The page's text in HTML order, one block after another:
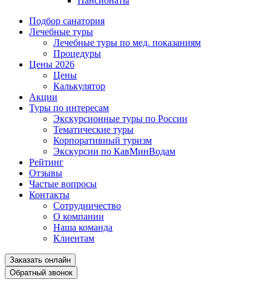
Подбор санатория
Лечебные туры
Лечебные туры по мед. показаниям
Процедуры
Цены 2026
Цены
Калькулятор
Акции
Туры по интересам
Экскурсионные туры по России
Тематические туры
Корпоративный туризм
Экскурсии по КавМинВодам
Рейтинг
Отзывы
Частые вопросы
Контакты
Сотрудничество
О компании
Наша команда
Клиентам
Заказать онлайн
Обратный звонок